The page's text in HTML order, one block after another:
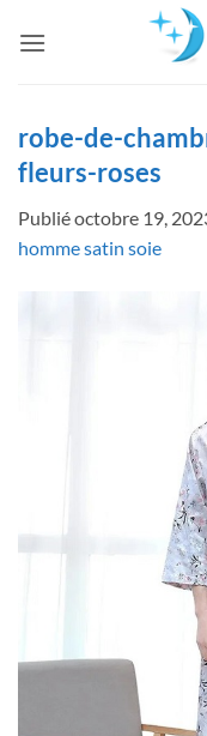
robe-de-
fleurs-roses
Publiéoctobre 19,
homme satin soie